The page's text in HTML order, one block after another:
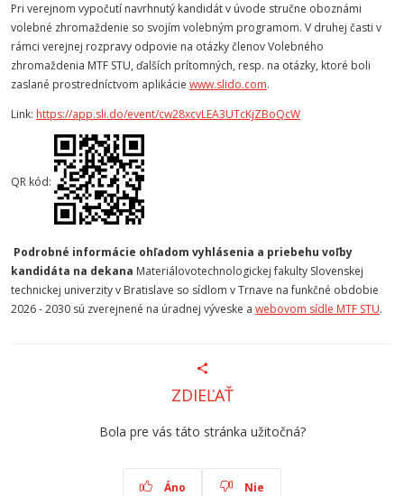
Pri verejnom vypočutí navrhnutý kandidát v úvode stručne oboznámi
volebné zhromaždenie so svojím volebným programom. V druhej časti v
rámci verejnej rozpravy odpovie na otázky členov Volebného
zhromaždenia MTF STU, ďalších prítomných, resp. na otázky, ktoré boli
zaslané prostredníctvom aplikácie www.slido.com.
Link: https://app.sli.do/event/cw28xcvLEA3UTcKjZBoQcW
QR kód:
Podrobné informácie ohľadom vyhlásenia a priebehu voľby
kandidáta na dekana Materiálovotechnologickej fakulty Slovenskej
technickej univerzity v Bratislave so sídlom v Trnave na funkčné obdobie
2026 - 2030 sú zverejnené na úradnej výveske a webovom sídle MTF STU.
ZDIEĽAŤ
Bola pre vás táto stránka užitočná?
Áno Nie